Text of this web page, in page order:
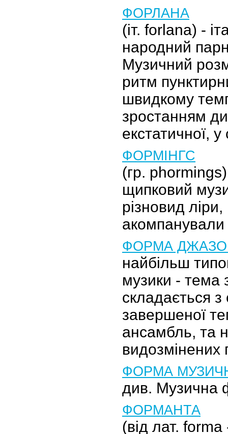
ФОРЛАНА
(іт. forlana) -
народний
Музичний
ритм
швидкому
зростанням
екстатичної,
ФОРМІНГС
(гр.
щипковий
різновид
акомпанували
ФОРМА
найбільш
музики - тема
складається з
завершеної
ансамбль, та
ФОРМА
див. Музична
ФОРМАНТА
(від лат.